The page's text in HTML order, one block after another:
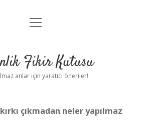
Anasayfa
Yasal Uyarı
menüyü
Fikir Kutusu
anlar için yaratıcı öneriler!
çıkmadan neler yapılmaz